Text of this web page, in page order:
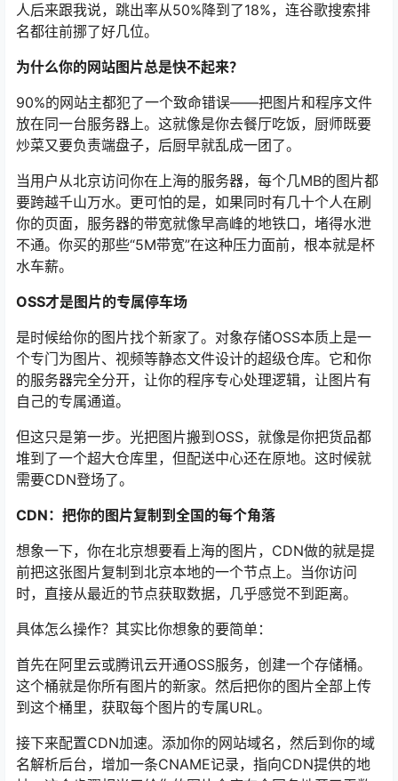
人后来跟我说，跳出率从50%降到了18%，连谷歌搜索排
名都往前挪了好几位。
为什么你的网站图片总是快不起来？
90%的网站主都犯了一个致命错误——把图片和程序文件
放在同一台服务器上。这就像是你去餐厅吃饭，厨师既要
炒菜又要负责端盘子，后厨早就乱成一团了。
当用户从北京访问你在上海的服务器，每个几MB的图片都
要跨越千山万水。更可怕的是，如果同时有几十个人在刷
你的页面，服务器的带宽就像早高峰的地铁口，堵得水泄
不通。你买的那些“5M带宽”在这种压力面前，根本就是杯
水车薪。
OSS才是图片的专属停车场
是时候给你的图片找个新家了。对象存储OSS本质上是一
个专门为图片、视频等静态文件设计的超级仓库。它和你
的服务器完全分开，让你的程序专心处理逻辑，让图片有
自己的专属通道。
但这只是第一步。光把图片搬到OSS，就像是你把货品都
堆到了一个超大仓库里，但配送中心还在原地。这时候就
需要CDN登场了。
CDN：把你的图片复制到全国的每个角落
想象一下，你在北京想要看上海的图片，CDN做的就是提
前把这张图片复制到北京本地的一个节点上。当你访问
时，直接从最近的节点获取数据，几乎感觉不到距离。
具体怎么操作？其实比你想象的要简单：
首先在阿里云或腾讯云开通OSS服务，创建一个存储桶。
这个桶就是你所有图片的新家。然后把你的图片全部上传
到这个桶里，获取每个图片的专属URL。
接下来配置CDN加速。添加你的网站域名，然后到你的域
名解析后台，增加一条CNAME记录，指向CDN提供的地